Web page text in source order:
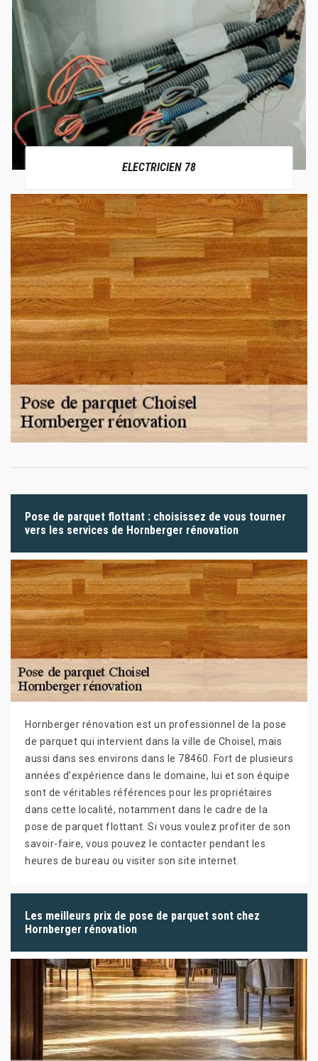
ELECTRICIEN 78
Pose de parquet flottant : choisissez de vous tourner
vers les services de Hornberger rénovation
Hornberger rénovation est un professionnel de la pose
de parquet qui intervient dans la ville de Choisel, mais
aussi dans ses environs dans le 78460. Fort de plusieurs
années d’expérience dans le domaine, lui et son équipe
sont de véritables références pour les propriétaires
dans cette localité, notamment dans le cadre de la
pose de parquet flottant. Si vous voulez profiter de son
savoir-faire, vous pouvez le contacter pendant les
heures de bureau ou visiter son site internet.
Les meilleurs prix de pose de parquet sont chez
Hornberger rénovation